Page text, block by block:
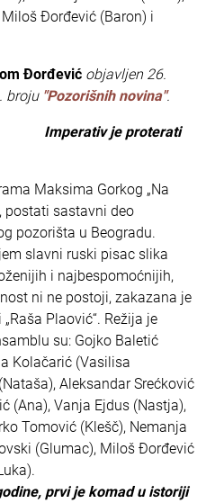
Đorđević (Baron) i
Đorđević objavljen 26.
broju "Pozorišnih novina".
Imperativ je proterati
Maksima Gorkog „Na
postati sastavni deo
pozorišta u Beogradu.
slavni ruski pisac slika
i najbespomoćnijih,
ni ne postoji, zakazana je
Plaović“. Režija je
su: Gojko Baletić
Kolačarić (Vasilisa
Aleksandar Srećković
(Ana), Vanja Ejdus (Nastja),
Tomović (Klešč), Nemanja
(Glumac), Miloš Đorđević
prvi je komad u istoriji